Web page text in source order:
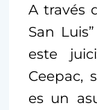
A través
San
este
Ceepac,
es un